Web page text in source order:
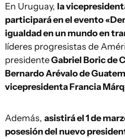
En Uruguay, la
participará en el evento
igualdad en un mundo en
líderes progresistas de
presidenteGabriel Boric de
Bernardo Arévalo de
vicepresidenta Francia
Además, asistirá el 1 de
posesión del nuevo